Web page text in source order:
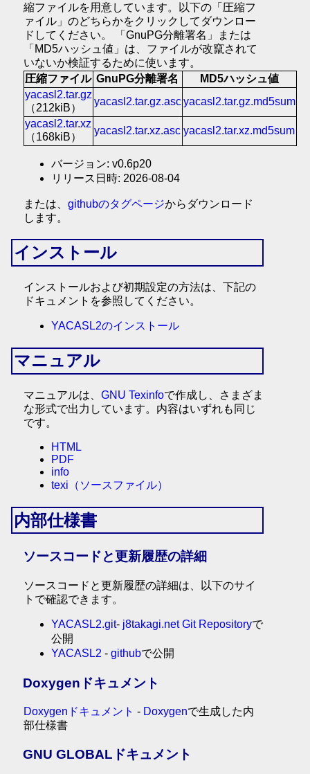
縮ファイルを用意しています。以下の「圧縮フ
ァイル」のどちらかをクリックしてダウンロー
ドしてください。 「GnuPG分離署名」または
「MD5ハッシュ値」は、ファイルが改竄されて
いないか検証するために使います。
圧縮ファイル GnuPG分離署名
MD5ハッシュ値
yacasl2.tar.gz
（212kiB）
yacasl2.tar.gz.asc yacasl2.tar.gz.md5sum
yacasl2.tar.xz
（168kiB）
yacasl2.tar.xz.asc yacasl2.tar.xz.md5sum
バージョン: v0.6p20
リリース日時: 2026-08-04
または、 githubのタグページからダウンロード
します。
インストール
インストールおよび初期設定の方法は、下記の
ドキュメントを参照してください。
YACASL2のインストール
マニュアル
マニュアルは、 GNU Texinfoで作成し、さまざま
な形式で出力しています。内容はいずれも同じ
です。
HTML
PDF
info
texi（ソースファイル）
内部仕様書
ソースコードと更新履歴の詳細
ソースコードと更新履歴の詳細は、以下のサイ
トで確認できます。
YACASL2.git- j8takagi.net Git Repositoryで
公開
YACASL2 - githubで公開
Doxygenドキュメント
Doxygenドキュメント - Doxygenで生成した内
部仕様書
GNU GLOBALドキュメント